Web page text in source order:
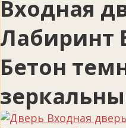
Входная
Лабиринт
Бетон